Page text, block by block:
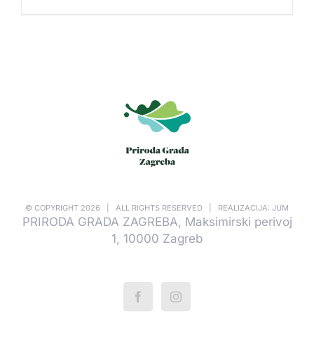
© COPYRIGHT 2026 | ALL RIGHTS RESERVED | REALIZACIJA: JUM
PRIRODA GRADA ZAGREBA, Maksimirski perivoj
1, 10000 Zagreb